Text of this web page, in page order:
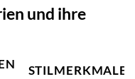
und ihre
STILMERKMALE